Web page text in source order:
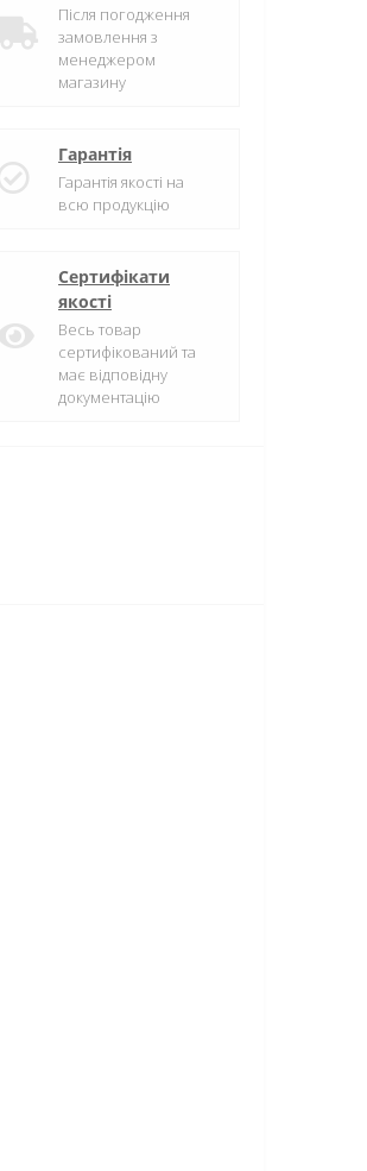
Після погодження
замовлення з
менеджером
магазину
Гарантія
Гарантія якості на
всю продукцію
Сертифікати
якості
Весь товар
сертифікований та
має відповідну
документацію